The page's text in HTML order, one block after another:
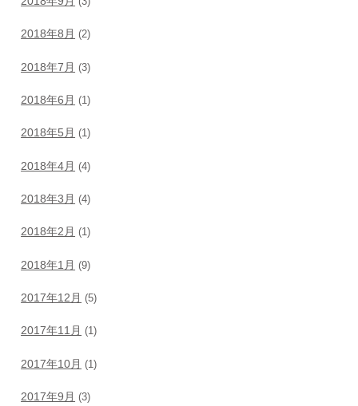
2018年8月 (2)
2018年7月 (3)
2018年6月 (1)
2018年5月 (1)
2018年4月 (4)
2018年3月 (4)
2018年2月 (1)
2018年1月 (9)
2017年12月 (5)
2017年11月 (1)
2017年10月 (1)
2017年9月 (3)